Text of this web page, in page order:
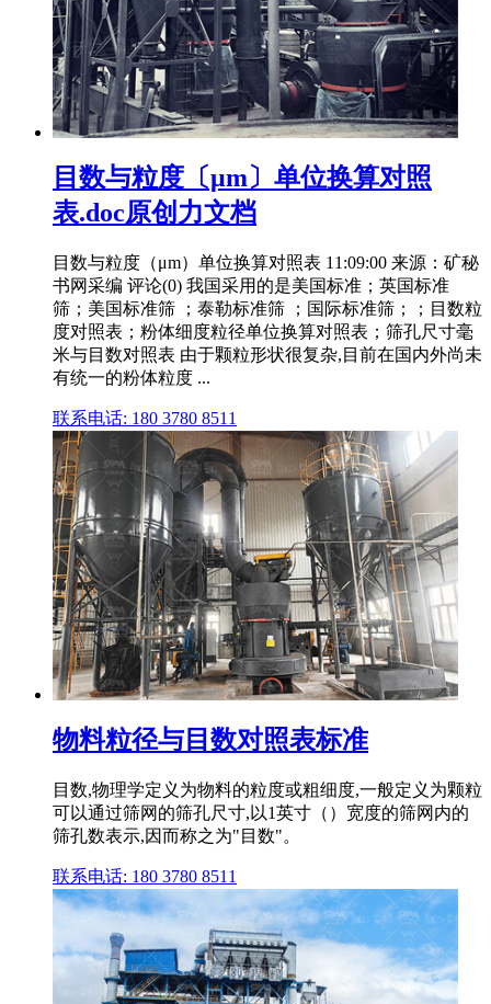
目数与粒度〔μm〕单位换算对照
表.doc原创力文档
目数与粒度（μm）单位换算对照表 11:09:00 来源：矿秘
书网采编 评论(0) 我国采用的是美国标准；英国标准
筛；美国标准筛 ；泰勒标准筛 ；国际标准筛；；目数粒
度对照表；粉体细度粒径单位换算对照表；筛孔尺寸毫
米与目数对照表 由于颗粒形状很复杂,目前在国内外尚未
有统一的粉体粒度 ...
联系电话: 180 3780 8511
物料粒径与目数对照表标准
目数,物理学定义为物料的粒度或粗细度,一般定义为颗粒
可以通过筛网的筛孔尺寸,以1英寸（）宽度的筛网内的
筛孔数表示,因而称之为"目数"。
联系电话: 180 3780 8511